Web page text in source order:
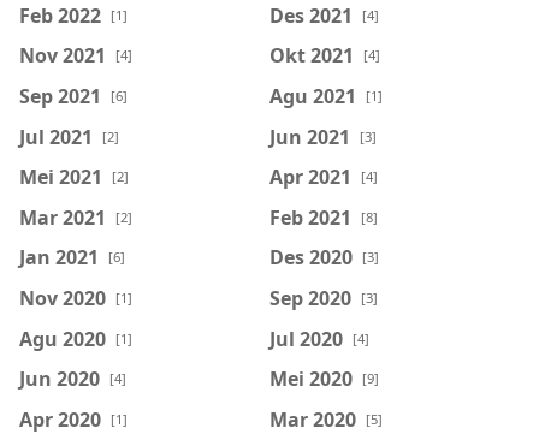
Feb 2022 [1] Des 2021 [4]
Nov 2021 [4] Okt 2021 [4]
Sep 2021 [6] Agu 2021 [1]
Jul 2021 [2] Jun 2021 [3]
Mei 2021 [2] Apr 2021 [4]
Mar 2021 [2] Feb 2021 [8]
Jan 2021 [6] Des 2020 [3]
Nov 2020 [1] Sep 2020 [3]
Agu 2020 [1] Jul 2020 [4]
Jun 2020 [4] Mei 2020 [9]
Apr 2020 [1] Mar 2020 [5]